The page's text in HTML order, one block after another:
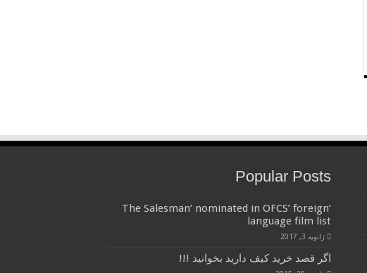
Popular Posts
‘The Salesman’ nominated in OFCS’ foreign
language film list
ژانویه 3, 2017
اگر قصد خرید کیف دارید بخوانید !!!